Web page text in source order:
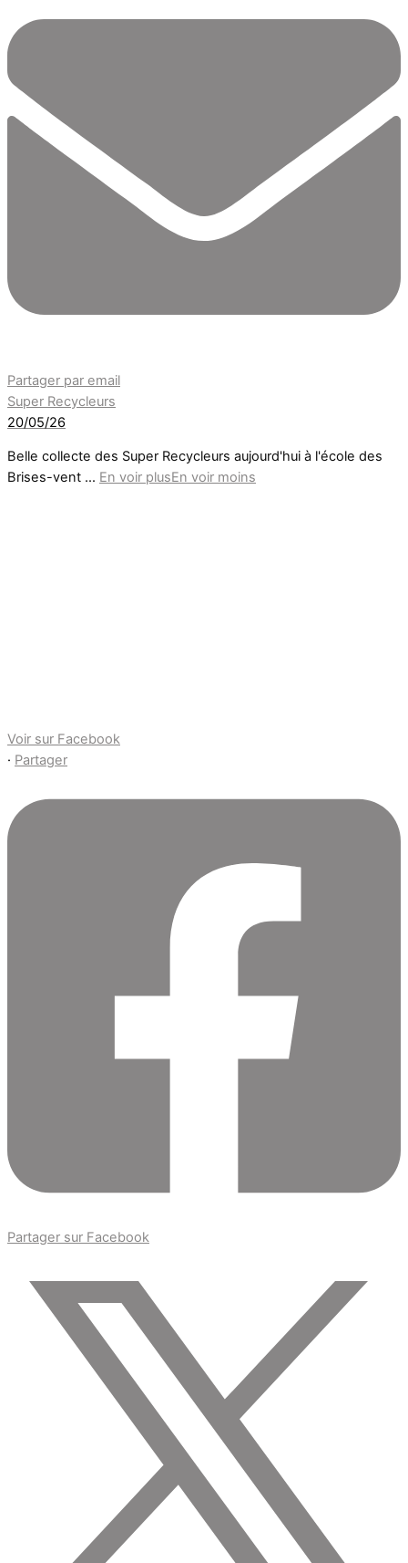
Partager par email
Super Recycleurs
20/05/26
Belle collecte des Super Recycleurs aujourd'hui à l'école des
Brises-vent ... En voir plusEn voir moins
Voir sur Facebook
· Partager
Partager sur Facebook